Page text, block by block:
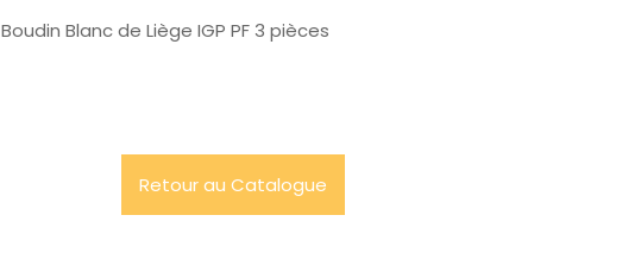
Boudin Blanc de Liège IGP PF 3 pièces
Retour au Catalogue